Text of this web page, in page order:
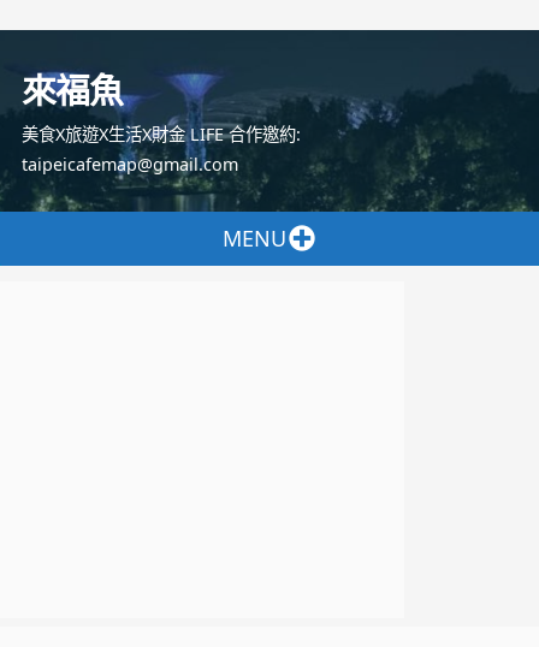
容
來福魚
美食X旅遊X生活X財金 LIFE 合作邀約:
taipeicafemap@gmail.com
MENU